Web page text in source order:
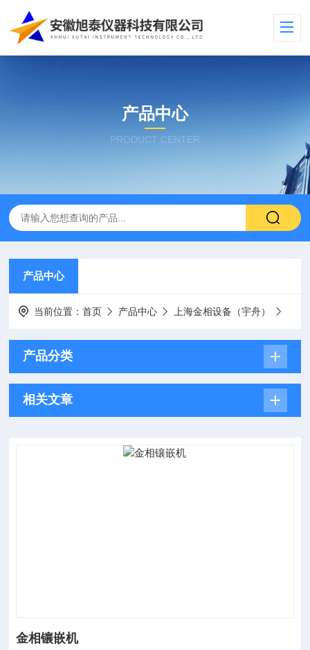
产品中心
PRODUCT CENTER
产品中心
当前位置：首页 产品中心 上海金相设备（宇舟）
产品分类
相关文章
金相镶嵌机